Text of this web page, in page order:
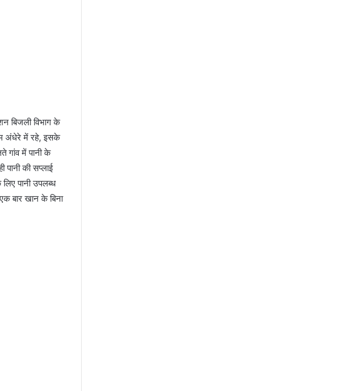
बिजली विभाग के
हम अंधेरे में रहे, इसके
गांव में पानी के
की सप्लाई
पानी उपलब्ध
बार खान के बिना